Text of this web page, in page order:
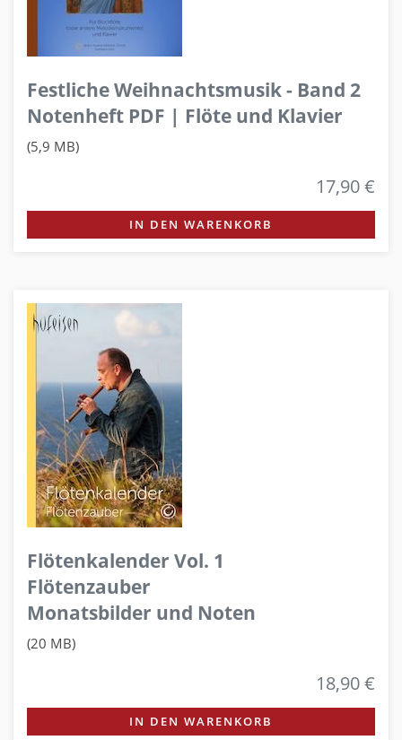
Festliche Weihnachtsmusik - Band 2
Notenheft PDF | Flöte und Klavier
(5,9 MB)
17,90 €
IN DEN WARENKORB
Flötenkalender Vol. 1
Flötenzauber
Monatsbilder und Noten
(20 MB)
18,90 €
IN DEN WARENKORB